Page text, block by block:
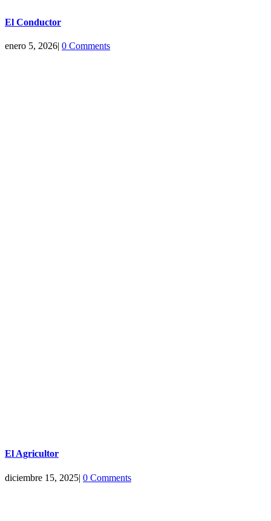
El Conductor
enero 5, 2026| 0 Comments
El Agricultor
diciembre 15, 2025| 0 Comments